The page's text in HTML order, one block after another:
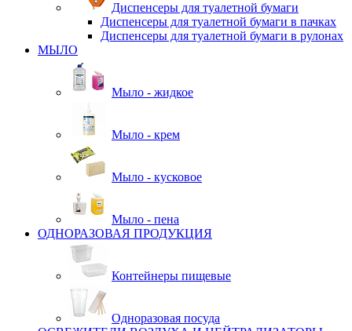
Диспенсеры для туалетной бумаги
Диспенсеры для туалетной бумаги в пачках
Диспенсеры для туалетной бумаги в рулонах
МЫЛО
Мыло - жидкое
Мыло - крем
Мыло - кусковое
Мыло - пена
ОДНОРАЗОВАЯ ПРОДУКЦИЯ
Контейнеры пищевые
Одноразовая посуда